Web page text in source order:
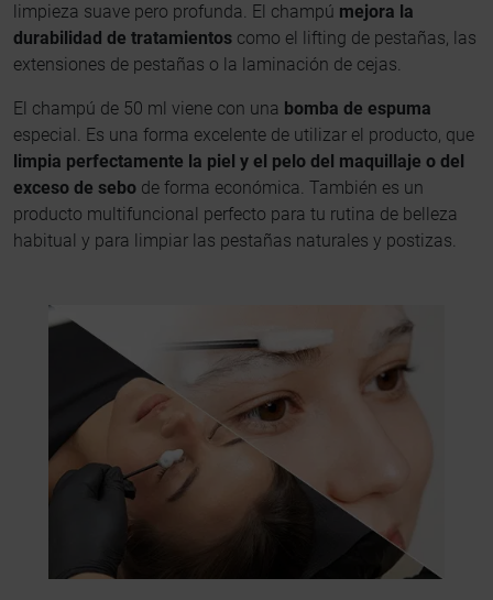
limpieza suave pero profunda. El champú mejora la
durabilidad de tratamientos como el lifting de pestañas, las
extensiones de pestañas o la laminación de cejas.
El champú de 50 ml viene con una bomba de espuma
especial. Es una forma excelente de utilizar el producto, que
limpia perfectamente la piel y el pelo del maquillaje o del
exceso de sebo de forma económica. También es un
producto multifuncional perfecto para tu rutina de belleza
habitual y para limpiar las pestañas naturales y postizas.